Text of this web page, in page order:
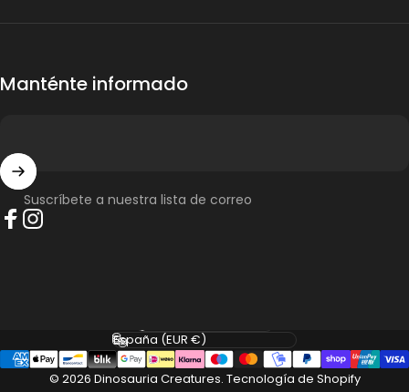
Manténte informado
Suscríbete a nuestra lista de correo
© 2026 Dinosauria Creatures. Tecnología de Shopify
Idioma
País/región